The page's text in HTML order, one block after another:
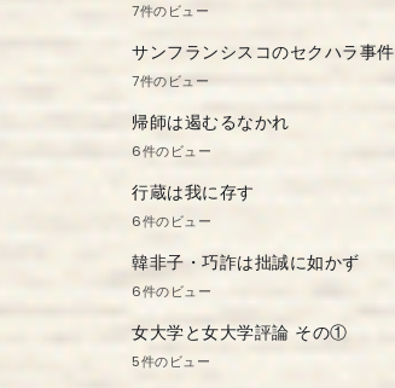
7件のビュー
サンフランシスコのセクハラ事件
7件のビュー
帰師は遏むるなかれ
6件のビュー
行蔵は我に存す
6件のビュー
韓非子・巧詐は拙誠に如かず
6件のビュー
女大学と女大学評論 その①
5件のビュー